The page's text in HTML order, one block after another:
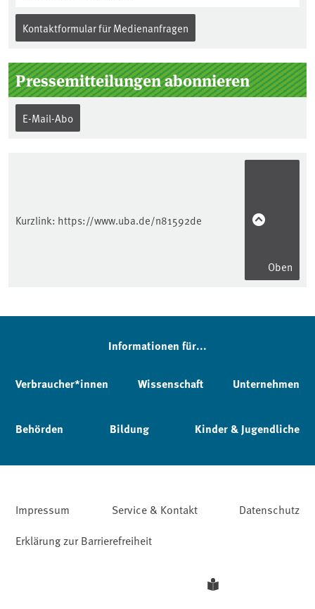
Kontaktformular für Medienanfragen
Pressemitteilungen abonnieren
E-Mail-Abo
Kurzlink: https://www.uba.de/n81592de
Oben
Informationen für...
Verbraucher*innen Wissenschaft Unternehmen
Behörden Bildung Kinder & Jugendliche
Impressum Service & Kontakt
Datenschutz
Erklärung zur Barrierefreiheit